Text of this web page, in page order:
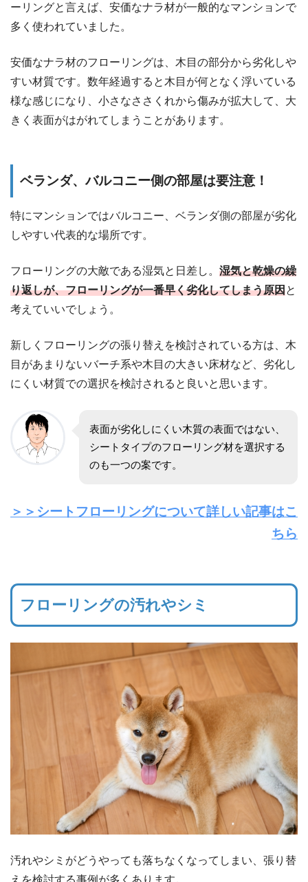
ーリングと言えば、安価なナラ材が一般的なマンションで
多く使われていました。
安価なナラ材のフローリングは、木目の部分から劣化しや
すい材質です。数年経過すると木目が何となく浮いている
様な感じになり、小さなささくれから傷みが拡大して、大
きく表面がはがれてしまうことがあります。
ベランダ、バルコニー側の部屋は要注意！
特にマンションではバルコニー、ベランダ側の部屋が劣化
しやすい代表的な場所です。
フローリングの大敵である湿気と日差し。 湿気と乾燥の繰
り返しが、フローリングが一番早く劣化してしまう原因と
考えていいでしょう。
新しくフローリングの張り替えを検討されている方は、木
目があまりないバーチ系や木目の大きい床材など、劣化し
にくい材質での選択を検討されると良いと思います。
表面が劣化しにくい木質の表面ではない、
シートタイプのフローリング材を選択する
のも一つの案です。
＞＞シートフローリングについて詳しい記事はこ
ちら
フローリングの汚れやシミ
汚れやシミがどうやっても落ちなくなってしまい、張り替
えを検討する事例が多くあります。